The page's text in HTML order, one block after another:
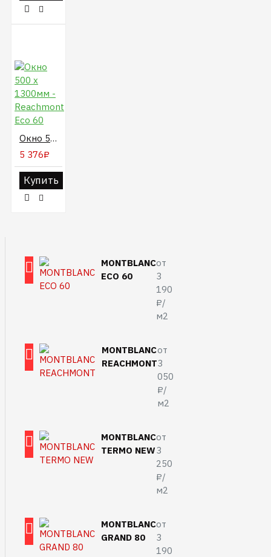
Окно 500 х 1300мм - Reachmont Eco 60
5 376₽
Купить
MONTBLANC
ECO 60
от
3
190
₽/
м2
MONTBLANC
REACHMONT
от
3
050
₽/
м2
MONTBLANC
TERMO NEW
от
3
250
₽/
м2
MONTBLANC
GRAND 80
от
3
190